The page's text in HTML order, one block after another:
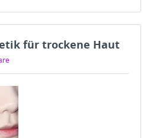
für trockene Haut